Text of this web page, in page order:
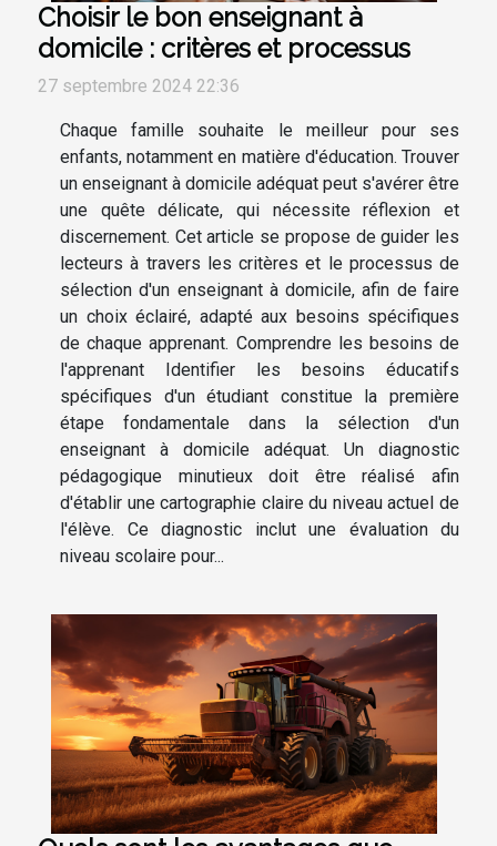
Choisir le bon enseignant à
domicile : critères et processus
27 septembre 2024 22:36
Chaque famille souhaite le meilleur pour ses
enfants, notamment en matière d'éducation. Trouver
un enseignant à domicile adéquat peut s'avérer être
une quête délicate, qui nécessite réflexion et
discernement. Cet article se propose de guider les
lecteurs à travers les critères et le processus de
sélection d'un enseignant à domicile, afin de faire
un choix éclairé, adapté aux besoins spécifiques
de chaque apprenant. Comprendre les besoins de
l'apprenant Identifier les besoins éducatifs
spécifiques d'un étudiant constitue la première
étape fondamentale dans la sélection d'un
enseignant à domicile adéquat. Un diagnostic
pédagogique minutieux doit être réalisé afin
d'établir une cartographie claire du niveau actuel de
l'élève. Ce diagnostic inclut une évaluation du
niveau scolaire pour...